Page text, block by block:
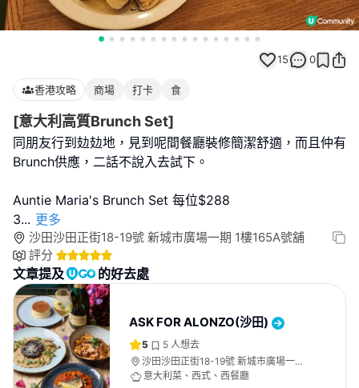
15 0
香港攻略 商場 打卡 食
[意大利高質Brunch Set]
同朋友行到攰攰地，見到呢間餐廳裝修簡潔舒適，而且仲有
Brunch供應，二話不說入去試下。
Auntie Maria's Brunch Set 每位$288
3... 更多
沙田沙田正街18-19號 新城市廣場一期 1樓165A號舖
評分
文章提及 的好去處
ASK FOR ALONZO(沙田)
5 5 人想去
沙田沙田正街18-19號 新城市廣場一期 1
樓165A號舖
意大利菜、西式、西餐廳